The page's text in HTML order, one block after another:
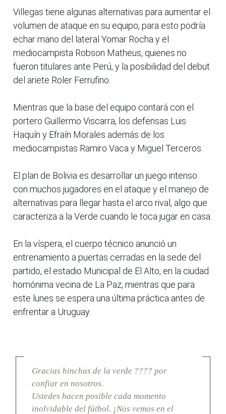
Villegas tiene algunas alternativas para aumentar el
volumen de ataque en su equipo, para esto podría
echar mano del lateral Yomar Rocha y el
mediocampista Robson Matheus, quienes no
fueron titulares ante Perú, y la posibilidad del debut
del ariete Roler Ferrufino.
Mientras que la base del equipo contará con el
portero Guillermo Viscarra, los defensas Luis
Haquín y Efraín Morales además de los
mediocampistas Ramiro Vaca y Miguel Terceros.
El plan de Bolivia es desarrollar un juego intenso
con muchos jugadores en el ataque y el manejo de
alternativas para llegar hasta el arco rival, algo que
caracteriza a la Verde cuando le toca jugar en casa.
En la víspera, el cuerpo técnico anunció un
entrenamiento a puertas cerradas en la sede del
partido, el estadio Municipal de El Alto, en la ciudad
homónima vecina de La Paz, mientras que para
este lunes se espera una última práctica antes de
enfrentar a Uruguay.
Gracias hinchas de la verde ???? por
confiar en nosotros.
Ustedes hacen posible cada momento
inolvidable del fútbol. ¡Nos vemos en el